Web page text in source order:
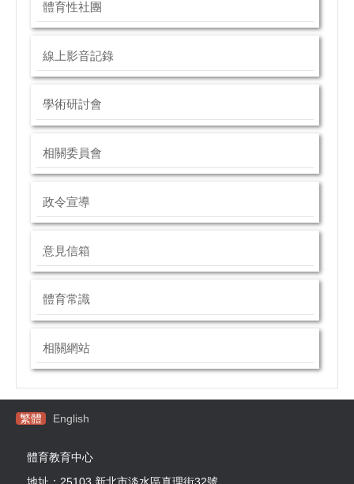
體育性社團
線上影音記錄
學術研討會
相關委員會
政令宣導
意見信箱
體育常識
相關網站
繁體 English
體育教育中心